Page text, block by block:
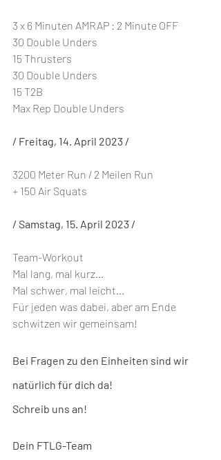
3 x 6 Minuten AMRAP : 2 Minute OFF
30 Double Unders
15 Thrusters
30 Double Unders
15 T2B
Max Rep Double Unders
/ Freitag, 14. April 2023 /
3200 Meter Run / 2 Meilen Run
+ 150 Air Squats
/ Samstag, 15. April 2023 /
Team-Workout
Mal lang, mal kurz...
Mal schwer, mal leicht...
Für jeden was dabei, aber am Ende
schwitzen wir gemeinsam!
Bei Fragen zu den Einheiten sind wir
natürlich für dich da!
Schreib uns an!
Dein FTLG-Team